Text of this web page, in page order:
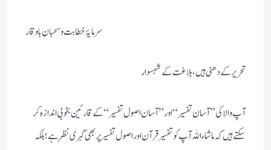
سرمایۂ خطابت وسحبان باوقار
تحریر كے دھنی ہیں ، بلاغت كے شہسوار
آپ والا كی ”آسان تفسیر “ اور” آسان اصول تفسیر“ كے قارئین بخوبی اندازہ كر
سكتے ہیں كہ ماشاء اللہ آپ كو تفسیر قرآن اور اصول تفسیر پر بھی گہری نظر ہے ؛ بلكہ